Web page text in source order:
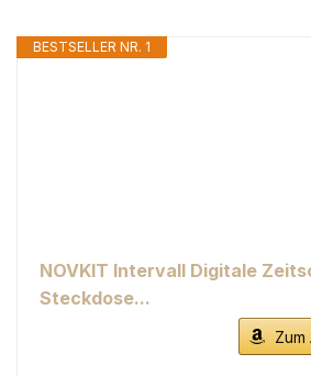
BESTSELLER NR. 1
NOVKIT Intervall Digitale
Steckdose...
Zum